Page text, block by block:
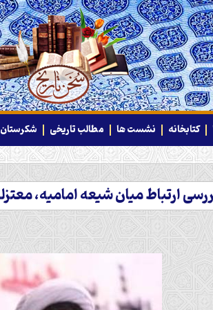
کتابخانه نشست ها مطالب تاریخی شکرستان
ارتباط میان شیعه امامیه،